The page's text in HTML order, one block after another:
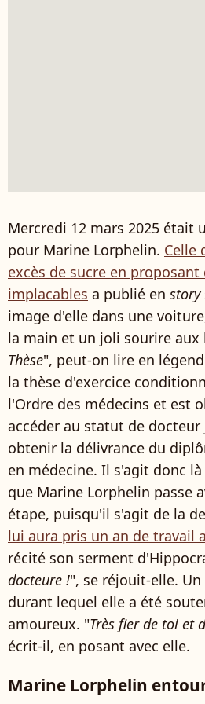
Mercredi 12 mars 2025 était
pour Marine Lorphelin. Celle
excès de sucre en
implacables a publié en story
image d'elle dans une
la main et un joli sourire aux
Thèse", peut-on lire en
la thèse d'exercice
l'Ordre des médecins et est
accéder au statut de
obtenir la délivrance du
en médecine. Il s'agit donc
que Marine Lorphelin passe
étape, puisqu'il s'agit de la
lui aura pris un an de travail
récité son serment
docteure !", se réjouit-elle.
durant lequel elle a été
amoureux. "Très fier de toi et
écrit-il, en posant avec elle.
Marine Lorphelin